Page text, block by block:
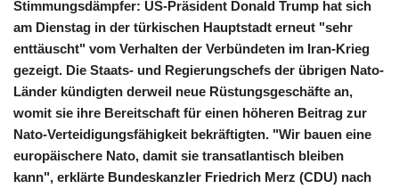
Stimmungsdämpfer: US-Präsident Donald Trump hat sich
am Dienstag in der türkischen Hauptstadt erneut "sehr
enttäuscht" vom Verhalten der Verbündeten im Iran-Krieg
gezeigt. Die Staats- und Regierungschefs der übrigen Nato-
Länder kündigten derweil neue Rüstungsgeschäfte an,
womit sie ihre Bereitschaft für einen höheren Beitrag zur
Nato-Verteidigungsfähigkeit bekräftigten. "Wir bauen eine
europäischere Nato, damit sie transatlantisch bleiben
kann", erklärte Bundeskanzler Friedrich Merz (CDU) nach